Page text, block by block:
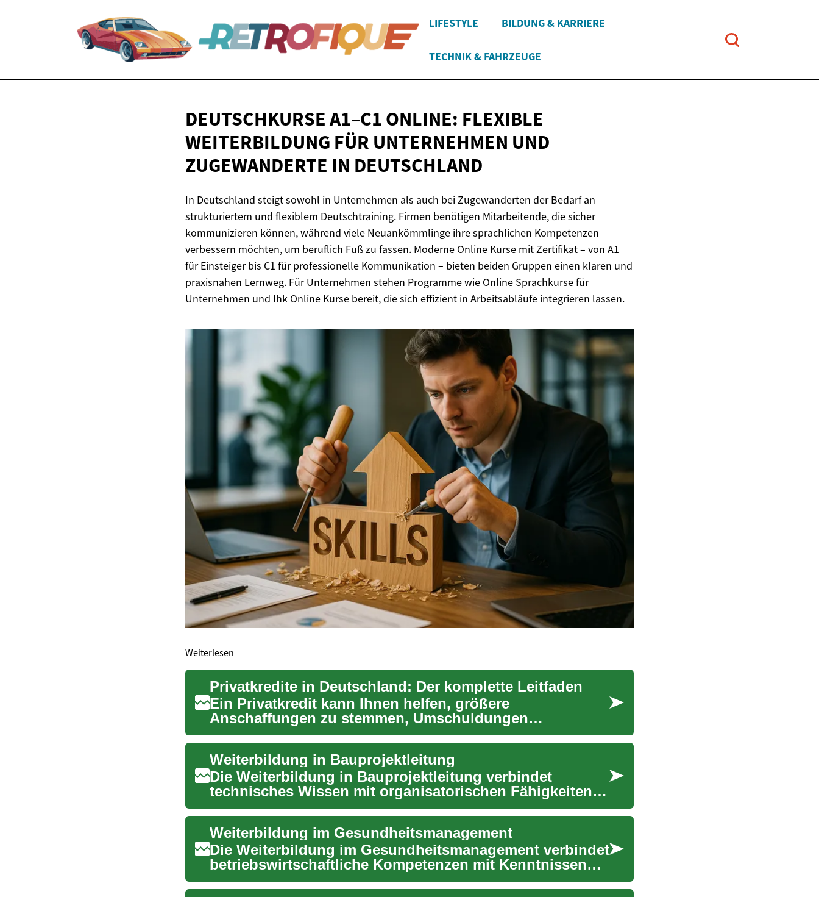
LIFESTYLE BILDUNG & KARRIERE
TECHNIK & FAHRZEUGE
DEUTSCHKURSE A1–C1 ONLINE: FLEXIBLE
WEITERBILDUNG FÜR UNTERNEHMEN UND
ZUGEWANDERTE IN DEUTSCHLAND
In Deutschland steigt sowohl in Unternehmen als auch bei Zugewanderten der Bedarf an
strukturiertem und flexiblem Deutschtraining. Firmen benötigen Mitarbeitende, die sicher
kommunizieren können, während viele Neuankömmlinge ihre sprachlichen Kompetenzen
verbessern möchten, um beruflich Fuß zu fassen. Moderne Online Kurse mit Zertifikat – von A1
für Einsteiger bis C1 für professionelle Kommunikation – bieten beiden Gruppen einen klaren und
praxisnahen Lernweg. Für Unternehmen stehen Programme wie Online Sprachkurse für
Unternehmen und Ihk Online Kurse bereit, die sich effizient in Arbeitsabläufe integrieren lassen.
Weiterlesen
Privatkredite in Deutschland: Der komplette Leitfaden
Ein Privatkredit kann Ihnen helfen, größere
Anschaffungen zu stemmen, Umschuldungen
vorzunehmen oder Weiterbildung un...
Weiterbildung in Bauprojektleitung
Die Weiterbildung in Bauprojektleitung verbindet
technisches Wissen mit organisatorischen Fähigkeiten
und richtet sic...
Weiterbildung im Gesundheitsmanagement
Die Weiterbildung im Gesundheitsmanagement verbindet
betriebswirtschaftliche Kompetenzen mit Kenntnissen
des Gesundhe...